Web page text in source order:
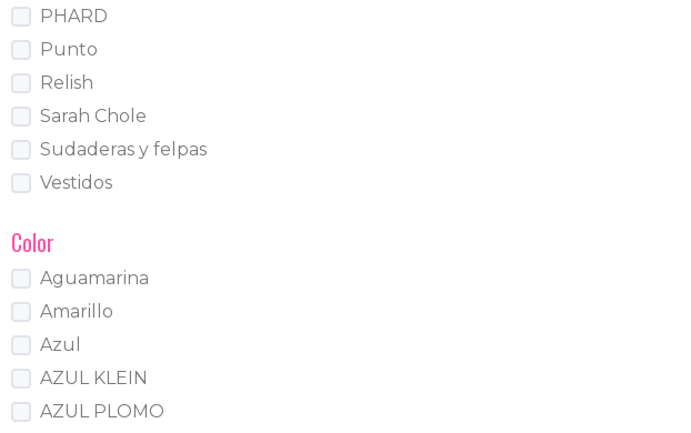
PHARD
Punto
Relish
Sarah Chole
Sudaderas y felpas
Vestidos
Color
Aguamarina
Amarillo
Azul
AZUL KLEIN
AZUL PLOMO